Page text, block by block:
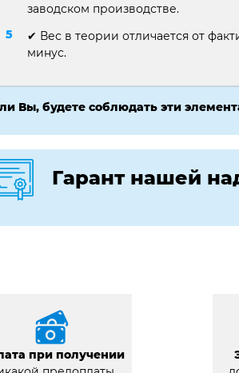
заводском производстве.
✔ Вес в теории отличается от
минус.
Вы, будете соблюдать эти
Гарант нашей
при получении